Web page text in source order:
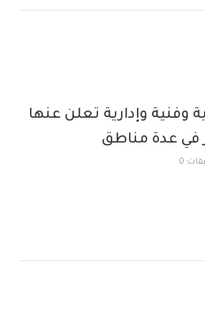
وإدارية تعلن عنها
في عدة مناطق
0